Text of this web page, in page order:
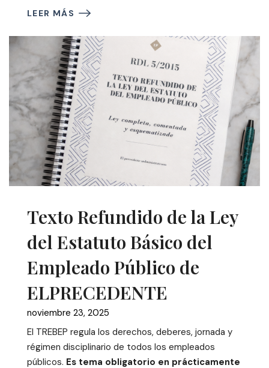
LEER MÁS
Texto Refundido de la Ley
del Estatuto Básico del
Empleado Público de
ELPRECEDENTE
noviembre 23, 2025
El TREBEP regula los derechos, deberes, jornada y
régimen disciplinario de todos los empleados
públicos. Es tema obligatorio en prácticamente